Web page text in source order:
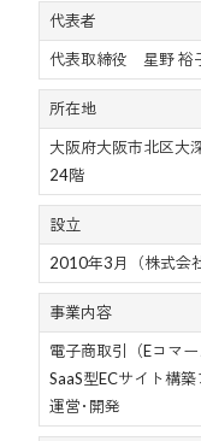
代表者
代表取締役 星野 裕
所在地
大阪府大阪市北区大
24階
設立
2010年3月（株式会
事業内容
電子商取引（Eコマ
SaaS型ECサイト構
運営･開発